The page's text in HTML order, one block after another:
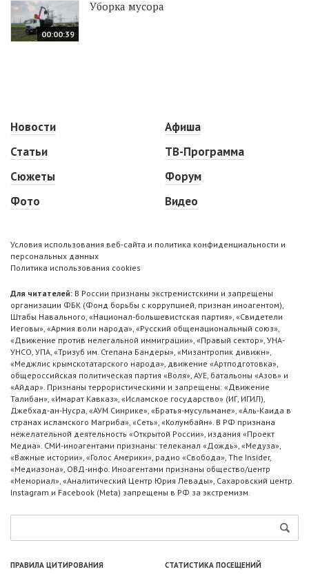
00:00:39
Уборка мусора
Новости
Статьи
Сюжеты
Фото
Афиша
ТВ-Программа
Форум
Видео
Условия использования веб-сайта и политика конфиденциальности и
персональных данных
Политика использования cookies
Для читателей: В России признаны экстремистскими и запрещены
организации ФБК (Фонд борьбы с коррупцией, признан иноагентом),
Штабы Навального, «Национал-большевистская партия», «Свидетели
Иеговы», «Армия воли народа», «Русский общенациональный союз»,
«Движение против нелегальной иммиграции», «Правый сектор», УНА-
УНСО, УПА, «Тризуб им. Степана Бандеры», «Мизантропик дивижн»,
«Меджлис крымскотатарского народа», движение «Артподготовка»,
общероссийская политическая партия «Воля», АУЕ, батальоны «Азов» и
«Айдар». Признаны террористическими и запрещены: «Движение
Талибан», «Имарат Кавказ», «Исламское государство» (ИГ, ИГИЛ),
Джебхад-ан-Нусра, «АУМ Синрике», «Братья-мусульмане», «Аль-Каида в
странах исламского Магриба», «Сеть», «Колумбайн». В РФ признана
нежелательной деятельность «Открытой России», издания «Проект
Медиа». СМИ-иноагентами признаны: телеканал «Дождь», «Медуза»,
«Важные истории», «Голос Америки», радио «Свобода», The Insider,
«Медиазона», ОВД-инфо. Иноагентами признаны общество/центр
«Мемориал», «Аналитический Центр Юрия Левады», Сахаровский центр.
Instagram и Facebook (Metа) запрещены в РФ за экстремизм.
ПРАВИЛА ЦИТИРОВАНИЯ СТАТИСТИКА ПОСЕЩЕНИЙ